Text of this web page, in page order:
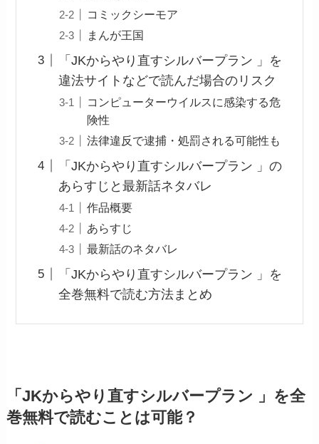
コミックシーモア
まんが王国
「JKからやり直すシルバープラン 」を
違法サイトなどで読んだ場合のリスク
コンピューターウイルスに感染する危
険性
法律違反で逮捕・処罰される可能性も
「JKからやり直すシルバープラン 」の
あらすじと最新話ネタバレ
作品概要
あらすじ
最新話のネタバレ
「JKからやり直すシルバープラン 」を
全巻無料で読む方法まとめ
「JKからやり直すシルバープラン 」を全
巻無料で読むことは可能？